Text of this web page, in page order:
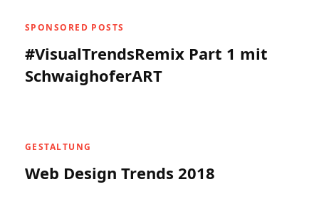
SPONSORED POSTS
#VisualTrendsRemix Part 1 mit
SchwaighoferART
GESTALTUNG
Web Design Trends 2018